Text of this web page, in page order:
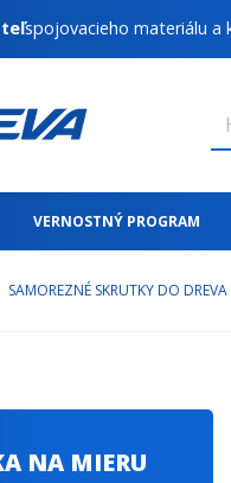
spojovacieho materiálu a
VERNOSTNÝ PROGRAM
SAMOREZNÉ SKRUTKY DO DREVA
NA MIERU